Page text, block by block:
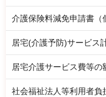
介護保険料減免申請書（
居宅(介護予防)サービス
居宅介護サービス費等
社会福祉法人等利用者負